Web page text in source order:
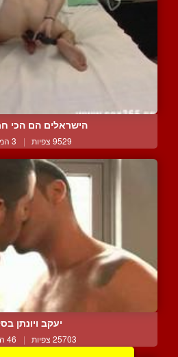
הישראלים הם הכי
9529 צפיות | 3 המלצות
יעקב ויונתן
25703 צפיות | 46 המלצות